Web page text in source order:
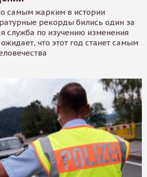
самым жарким в истории
рекорды бились один за
служба по изучению изменения
что этот год станет самым